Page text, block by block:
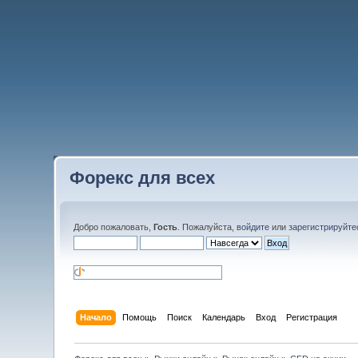
Форекс для всех
Добро пожаловать,Гость . Пожалуйста,войдите или
Начало Помощь Поиск Календарь Вход Регистрация